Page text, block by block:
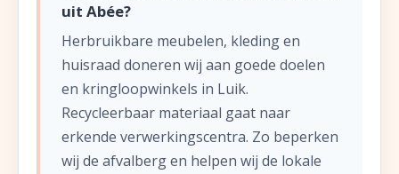
uit Abée?
Herbruikbare meubelen, kleding en
huisraad doneren wij aan goede doelen
en kringloopwinkels in Luik.
Recycleerbaar materiaal gaat naar
erkende verwerkingscentra. Zo beperken
wij de afvalberg en helpen wij de lokale